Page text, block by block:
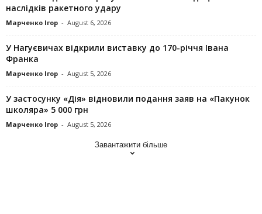
наслідків ракетного удару
Марченко Ігор - August 6, 2026
У Нагуєвичах відкрили виставку до 170-річчя Івана
Франка
Марченко Ігор - August 5, 2026
У застосунку «Дія» відновили подання заяв на «Пакунок
школяра» 5 000 грн
Марченко Ігор - August 5, 2026
Завантажити більше